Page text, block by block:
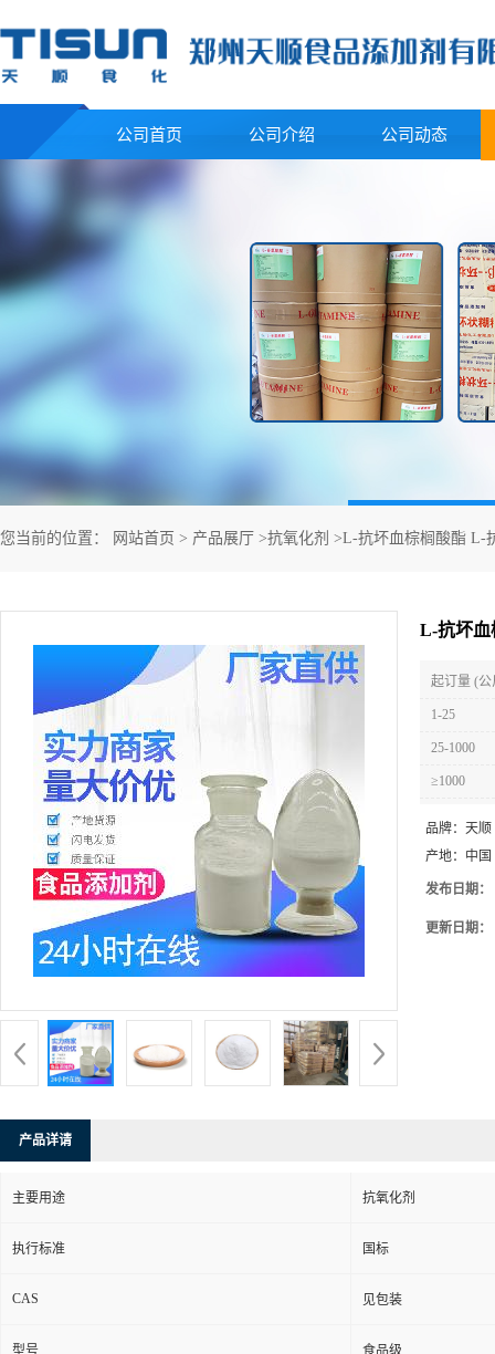
公司首页 公司介绍 公司动态
您当前的位置： 网站首页 > 产品展厅 >抗氧化剂 >L-抗坏血棕榈酸酯 L-
L-抗坏血
起订量 (公
1-25
25-1000
≥1000
品牌： 天顺
产地： 中国
发布日期：
更新日期：
产品详请
主要用途 抗氧化剂
执行标准 国标
CAS 见包装
型号 食品级